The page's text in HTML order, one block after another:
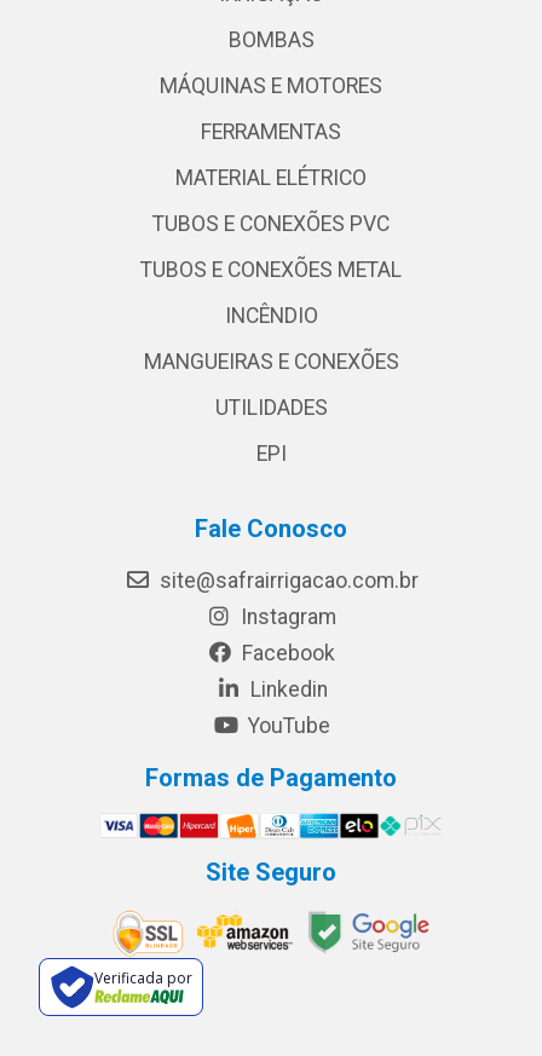
BOMBAS
MÁQUINAS E MOTORES
FERRAMENTAS
MATERIAL ELÉTRICO
TUBOS E CONEXÕES PVC
TUBOS E CONEXÕES METAL
INCÊNDIO
MANGUEIRAS E CONEXÕES
UTILIDADES
EPI
Fale Conosco
site@safrairrigacao.com.br
Instagram
Facebook
Linkedin
YouTube
Formas de Pagamento
Site Seguro
Verificada por